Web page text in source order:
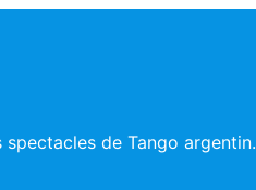
de Tango argentin.